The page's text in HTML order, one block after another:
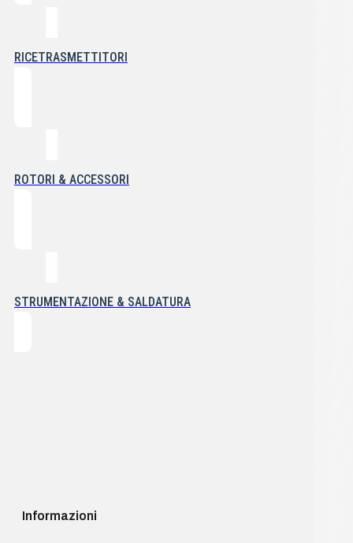
RICETRASMETTITORI
ROTORI & ACCESSORI
STRUMENTAZIONE & SALDATURA
Informazioni